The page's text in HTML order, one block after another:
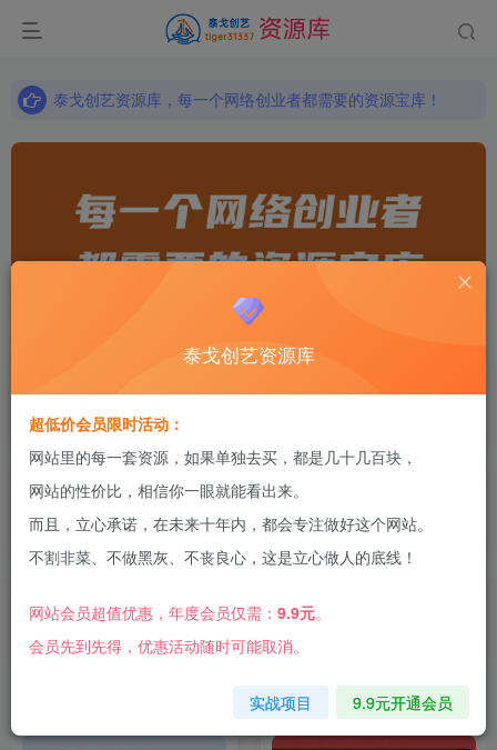
泰戈创艺资源库，每一个网络创业者都需要的资源宝库！
泰戈创艺资源库，每一个网络创业者都需要的资源宝库！
实战项目
互联网创业的必备资源
精品软件
素材宝库
自媒体必备的素材资源
网创资讯
泰戈创艺资源库
超低价会员限时活动：
网站里的每一套资源，如果单独去买，都是几十几百块，
网站的性价比，相信你一眼就能看出来。
而且，立心承诺，在未来十年内，都会专注做好这个网站。
不割非菜、不做黑灰、不丧良心，这是立心做人的底线！
网站会员超值优惠，年度会员仅需： 9.9元。
会员先到先得，优惠活动随时可能取消。
实战项目 9.9元开通会员